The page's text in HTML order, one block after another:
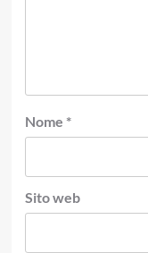
Nome *
Sito web